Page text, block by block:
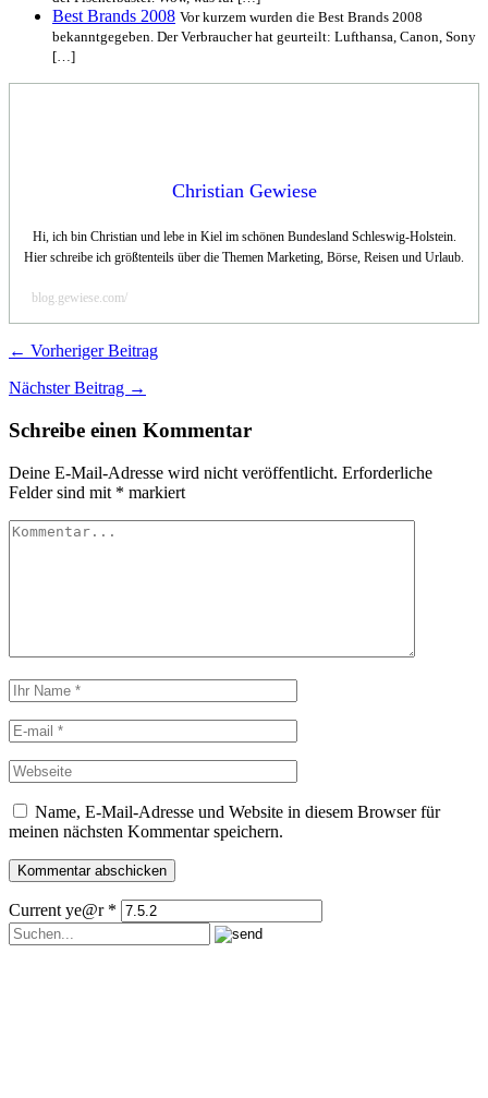
Best Brands 2008 Vor kurzem wurden die Best Brands 2008
bekanntgegeben. Der Verbraucher hat geurteilt: Lufthansa, Canon, Sony
[…]
Christian Gewiese
Hi, ich bin Christian und lebe in Kiel im schönen Bundesland Schleswig-Holstein.
Hier schreibe ich größtenteils über die Themen Marketing, Börse, Reisen und Urlaub.
blog.gewiese.com/
← Vorheriger Beitrag
Nächster Beitrag →
Schreibe einen Kommentar
Deine E-Mail-Adresse wird nicht veröffentlicht. Erforderliche
Felder sind mit * markiert
Name, E-Mail-Adresse und Website in diesem Browser für
meinen nächsten Kommentar speichern.
Current ye@r *